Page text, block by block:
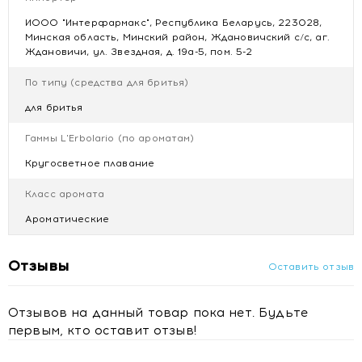
Применение: Несколько советов правильного и
кожа лица полностью отдохнувшие и
необходимо сполоснуть лицо тёплой водой для
расширения пор лица;
обязательно подождать несколько минут, прежде
бакенбард, бритва при этом должна двигаться по
продолжать движение лезвия в противоположную
сторону.
ИООО "Интерфармакс", Республика Беларусь, 223028,
Минская область, Минский район, Ждановичский с/с, аг.
Ждановичи, ул. Звездная, д. 19а-5, пом. 5-2
По типу (средства для бритья)
для бритья
Гаммы L'Erbolario (по ароматам)
Кругосветное плавание
Класс аромата
Ароматические
Отзывы Оставить отзыв
Отзывов на данный товар пока нет. Будьте
первым, кто оставит отзыв!